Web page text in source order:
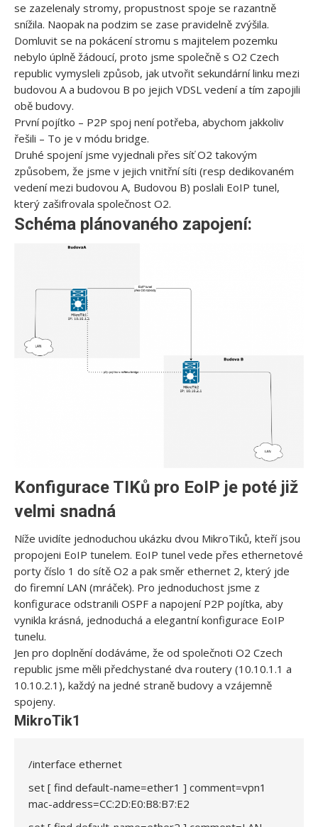
se zazelenaly stromy, propustnost spoje se razantně
snížila. Naopak na podzim se zase pravidelně zvýšila.
Domluvit se na pokácení stromu s majitelem pozemku
nebylo úplně žádoucí, proto jsme společně s O2 Czech
republic vymysleli způsob, jak utvořit sekundární linku mezi
budovou A a budovou B po jejich VDSL vedení a tím zapojili
obě budovy.
První pojítko – P2P spoj není potřeba, abychom jakkoliv
řešili – To je v módu bridge.
Druhé spojení jsme vyjednali přes síť O2 takovým
způsobem, že jsme v jejich vnitřní síti (resp dedikovaném
vedení mezi budovou A, Budovou B) poslali EoIP tunel,
který zašifrovala společnost O2.
Schéma plánovaného zapojení:
Konfigurace TIKů pro EoIP je poté již
velmi snadná
Níže uvidíte jednoduchou ukázku dvou MikroTiků, kteří jsou
propojeni EoIP tunelem. EoIP tunel vede přes ethernetové
porty číslo 1 do sítě O2 a pak směr ethernet 2, který jde
do firemní LAN (mráček). Pro jednoduchost jsme z
konfigurace odstranili OSPF a napojení P2P pojítka, aby
vynikla krásná, jednoduchá a elegantní konfigurace EoIP
tunelu.
Jen pro doplnění dodáváme, že od společnoti O2 Czech
republic jsme měli předchystané dva routery (10.10.1.1 a
10.10.2.1), každý na jedné straně budovy a vzájemně
spojeny.
MikroTik1
/interface ethernet
set [ find default-name=ether1 ] comment=vpn1
mac-address=CC:2D:E0:B8:B7:E2